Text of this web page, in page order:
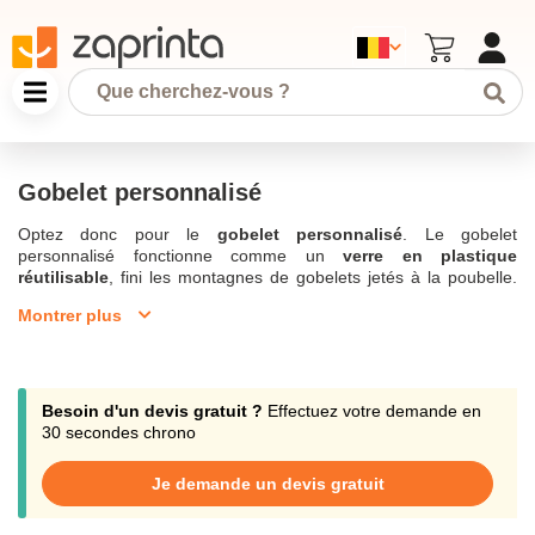
Gobelet personnalisé
Optez donc pour le gobelet personnalisé . Le gobelet
personnalisé fonctionne comme un verre en plastique
réutilisable , fini les montagnes de gobelets jetés à la poubelle.
quelévénement
contexte sanitaire tendu, le gobelet personnalisé sera votre
meilleur ami lorsque vous devrez vous hydrater à la salle de sport
entre deux exercices. Il pourra également servir durant les sorties
vous aussi désaltérez-vous où vous voulez, quand vous voulez,
grâce à notre gamme deGobelets & verres personnalisés
Zaprinta est une société installée en Belgique.
Montrer plus
Besoin d'un devis gratuit ? Effectuez votre demande en
30 secondes chrono
Je demande un devis gratuit